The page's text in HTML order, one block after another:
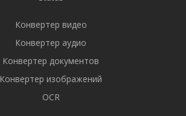
Конвертер видео
Конвертер аудио
Конвертер документов
Конвертер изображений
OCR